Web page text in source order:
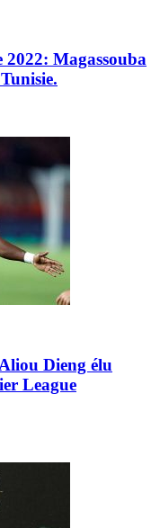
Magassouba
Dieng élu
League